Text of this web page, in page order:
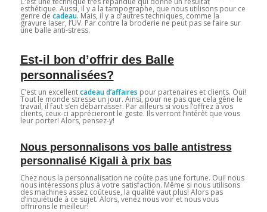
esthétique. Aussi, il y a la tampographe, que nous utilisons pour ce
genre de cadeau. Mais, il y a d’autres techniques, comme la
gravure laser, l’UV. Par contre la broderie ne peut pas se faire sur
une balle anti-stress.
Est-il bon d’offrir des Balle
personnalisées?
C’est un excellentcadeau d’affaires pour partenaires et clients. Oui!
Tout le monde stresse un jour. Ainsi, pour ne pas que cela gêne le
travail, il faut s’en débarrasser. Par ailleurs si vous l’offrez à vos
clients, ceux-ci apprécieront le geste. Ils verront l’intérêt que vous
leur porter! Alors, pensez-y!
Nous personnalisons vos balle antistress
personnalisé Kigali à prix bas
Chez nous la personnalisation ne coûte pas une fortune. Oui! nous
nous intéressons plus à votre satisfaction. Même si nous utilisons
des machines assez coûteuse, la qualité vaut plus! Alors pas
d’inquiétude à ce sujet. Alors, venez nous voir et nous vous
offrirons le meilleur!